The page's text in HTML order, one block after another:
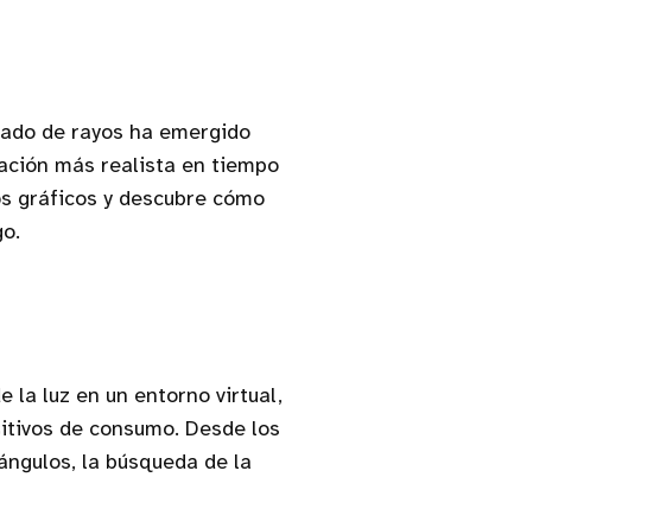
de rayos ha emergido
más realista en tiempo
gráficos y descubre cómo
la luz en un entorno virtual,
de consumo. Desde los
la búsqueda de la